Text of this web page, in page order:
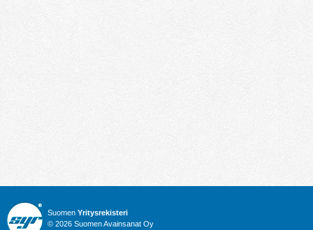
Suomen Yritysrekisteri
© 2026 Suomen Avainsanat Oy